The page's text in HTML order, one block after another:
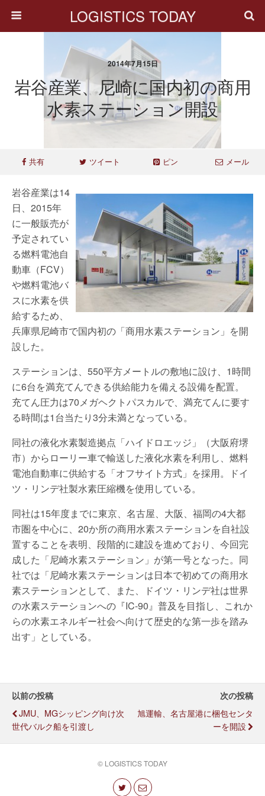
LOGISTICS TODAY
2014年7月15日
岩谷産業、尼崎に国内初の商用
水素ステーション開設
共有 ツイート ピン メール
岩谷産業は14
日、2015年
に一般販売が
予定されてい
る燃料電池自
動車（FCV）
や燃料電池バ
スに水素を供
給するため、
兵庫県尼崎市で国内初の「商用水素ステーション」を開
設した。
ステーションは、550平方メートルの敷地に設け、1時間
に6台を満充てんできる供給能力を備える設備を配置。
充てん圧力は70メガヘクトパスカルで、満充てんに要す
る時間は1台当たり3分未満となっている。
同社の液化水素製造拠点「ハイドロエッジ」（大阪府堺
市）からローリー車で輸送した液化水素を利用し、燃料
電池自動車に供給する「オフサイト方式」を採用。ドイ
ツ・リンデ社製水素圧縮機を使用している。
同社は15年度までに東京、名古屋、大阪、福岡の4大都
市圏を中心に、20か所の商用水素ステーションを自社設
置することを表明、段階的に建設を進めており、今回完
成した「尼崎水素ステーション」が第一号となった。同
社では「尼崎水素ステーションは日本で初めての商用水
素ステーションとして、また、ドイツ・リンデ社は世界
の水素ステーションへの『IC-90』普及を目指し、これか
らの水素エネルギー社会へ向けて歴史的な第一歩を踏み
出す」としている。
以前の投稿
JMU、MGシッピング向け次
世代バルク船を引渡し
次の投稿
旭運輸、名古屋港に梱包センタ
ーを開設
© LOGISTICS TODAY